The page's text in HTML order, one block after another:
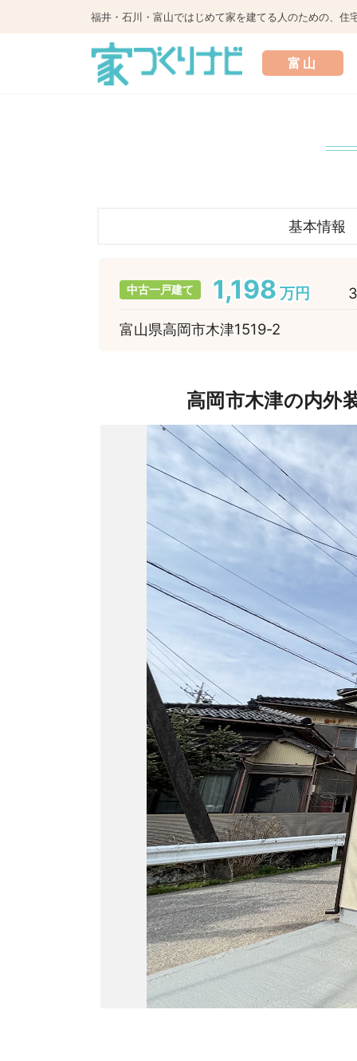
福井・石川・富山ではじめて家を建てる人のための、住
富山
基本情報
中古一戸建て 1,198 万円
富山県高岡市木津1519-2
高岡市木津の内外